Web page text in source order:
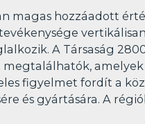
magas hozzáadott
A Társaság
figyelmet fordít a
és gyártására. A